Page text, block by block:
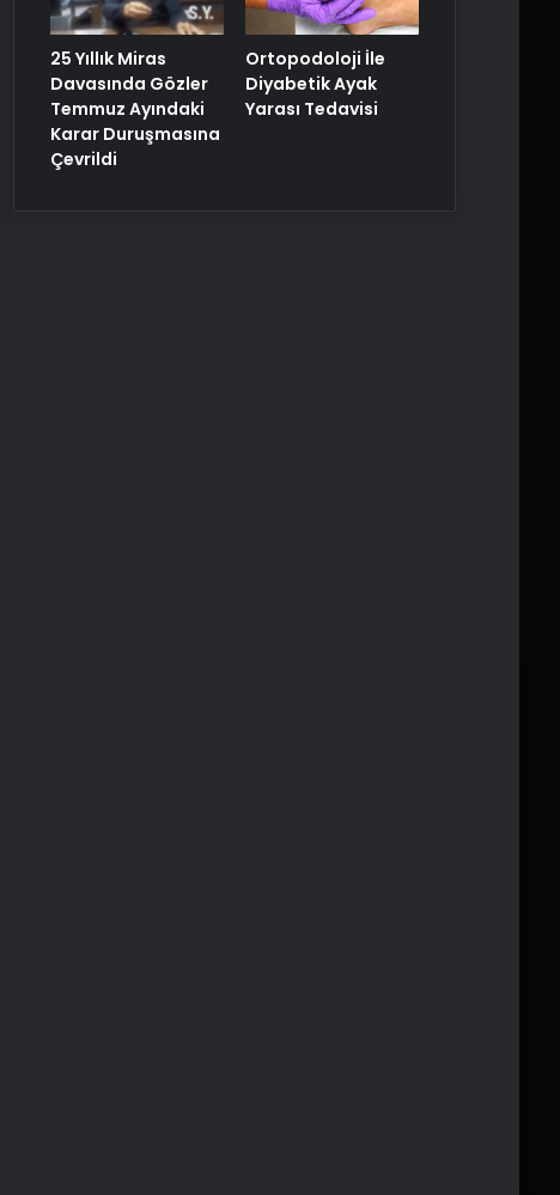
25 Yıllık Miras
Davasında Gözler
Temmuz Ayındaki
Karar Duruşmasına
Çevrildi
Ortopodoloji İle
Diyabetik Ayak
Yarası Tedavisi